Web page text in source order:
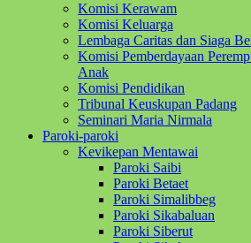
Komisi Kerawam
Komisi Keluarga
Lembaga Caritas dan Siaga
Komisi Pemberdayaan
Anak
Komisi Pendidikan
Tribunal Keuskupan Padang
Seminari Maria Nirmala
Paroki-paroki
Kevikepan Mentawai
Paroki Saibi
Paroki Betaet
Paroki Simalibbeg
Paroki Sikabaluan
Paroki Siberut